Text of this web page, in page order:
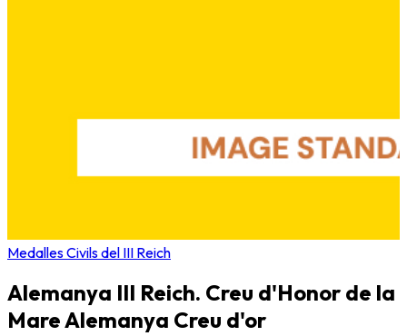
Medalles Civils del III Reich
Alemanya III Reich. Creu d'Honor de la
Mare Alemanya Creu d'or